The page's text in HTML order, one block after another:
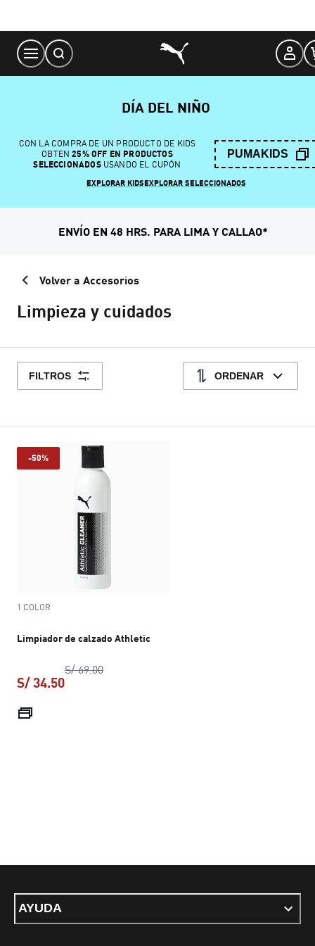
Content
DÍA DEL NIÑO
CON LA COMPRA DE UN PRODUCTO DE KIDS
OBTEN 25% OFF EN PRODUCTOS
SELECCIONADOSUSANDO EL CUPÓN
PUMAKIDS
EXPLORAR KIDSEXPLORAR SELECCIONADOS
ENVÍO EN 48 HRS. PARA LIMA Y CALLAO*
Volver a Accesorios
Limpieza y cuidados
FILTROS ORDENAR
-50%
1 COLOR
Limpiador de calzado Athletic
S/ 69.00precio original S/ 69.00
S/ 34.50
AYUDA